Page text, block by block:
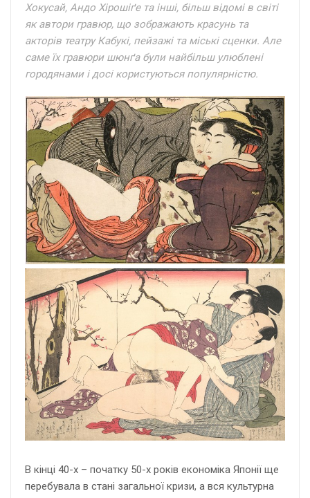
Хокусай, Андо Хірошіґе та інші, більш відомі в світі
як автори гравюр, що зображають красунь та
акторів театру Кабукі, пейзажі та міські сценки. Але
саме їх гравюри шюнґа були найбільш улюблені
городянами і досі користуються популярністю.
В кінці 40-х – початку 50-х років економіка Японії ще
перебувала в стані загальної кризи, а вся культурна